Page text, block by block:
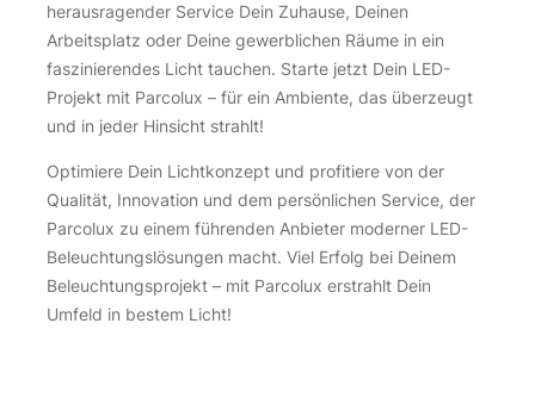
herausragender Service Dein Zuhause, Deinen
Arbeitsplatz oder Deine gewerblichen Räume in ein
faszinierendes Licht tauchen. Starte jetzt Dein LED-
Projekt mit Parcolux – für ein Ambiente, das überzeugt
und in jeder Hinsicht strahlt!
Optimiere Dein Lichtkonzept und profitiere von der
Qualität, Innovation und dem persönlichen Service, der
Parcolux zu einem führenden Anbieter moderner LED-
Beleuchtungslösungen macht. Viel Erfolg bei Deinem
Beleuchtungsprojekt – mit Parcolux erstrahlt Dein
Umfeld in bestem Licht!